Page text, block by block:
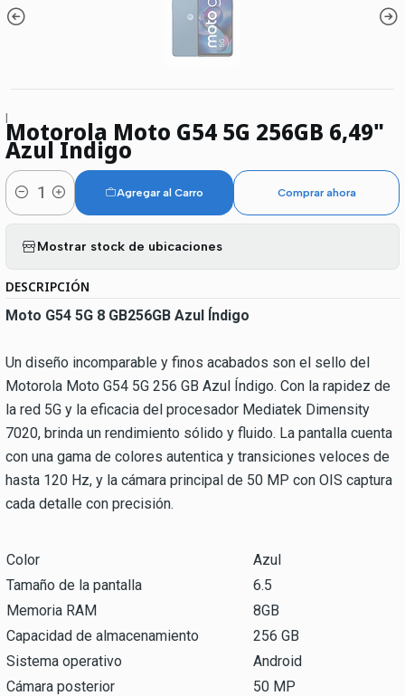
|Motorola Moto G54 5G 256GB 6,49"
Azul Indigo
Cantidad
Agregar al Carro Comprar ahora
Mostrar stock de ubicaciones
DESCRIPCIÓN
Moto G54 5G 8 GB256GB Azul Índigo
Un diseño incomparable y finos acabados son el sello del
Motorola Moto G54 5G 256 GB Azul Índigo. Con la rapidez de
la red 5G y la eficacia del procesador Mediatek Dimensity
7020, brinda un rendimiento sólido y fluido. La pantalla cuenta
con una gama de colores autentica y transiciones veloces de
hasta 120 Hz, y la cámara principal de 50 MP con OIS captura
cada detalle con precisión.
Color
Azul
Tamaño de la pantalla
6.5
Memoria RAM
8GB
Capacidad de almacenamiento
256 GB
Sistema operativo
Android
Cámara posterior
50 MP